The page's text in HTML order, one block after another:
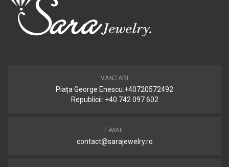
VANZARI
Piața George Enescu:+40720572492
Republicii: +40 742 097 602
E-MAIL
contact@sarajewelry.ro